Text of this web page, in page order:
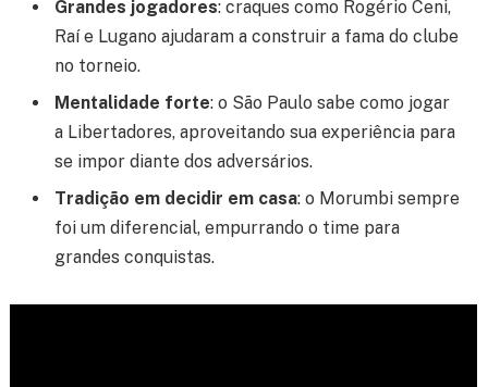
Grandes jogadores: craques como Rogério Ceni,
Raí e Lugano ajudaram a construir a fama do clube
no torneio.
Mentalidade forte: o São Paulo sabe como jogar
a Libertadores, aproveitando sua experiência para
se impor diante dos adversários.
Tradição em decidir em casa: o Morumbi sempre
foi um diferencial, empurrando o time para
grandes conquistas.